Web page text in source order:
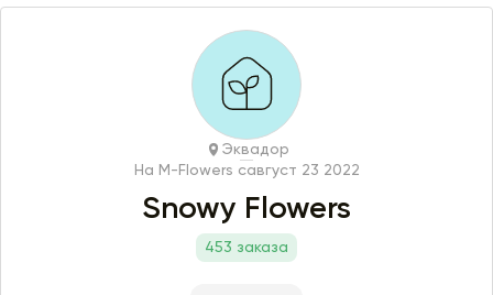
Эквадор
На M-Flowers савгуст 23 2022
Snowy Flowers
453 заказа